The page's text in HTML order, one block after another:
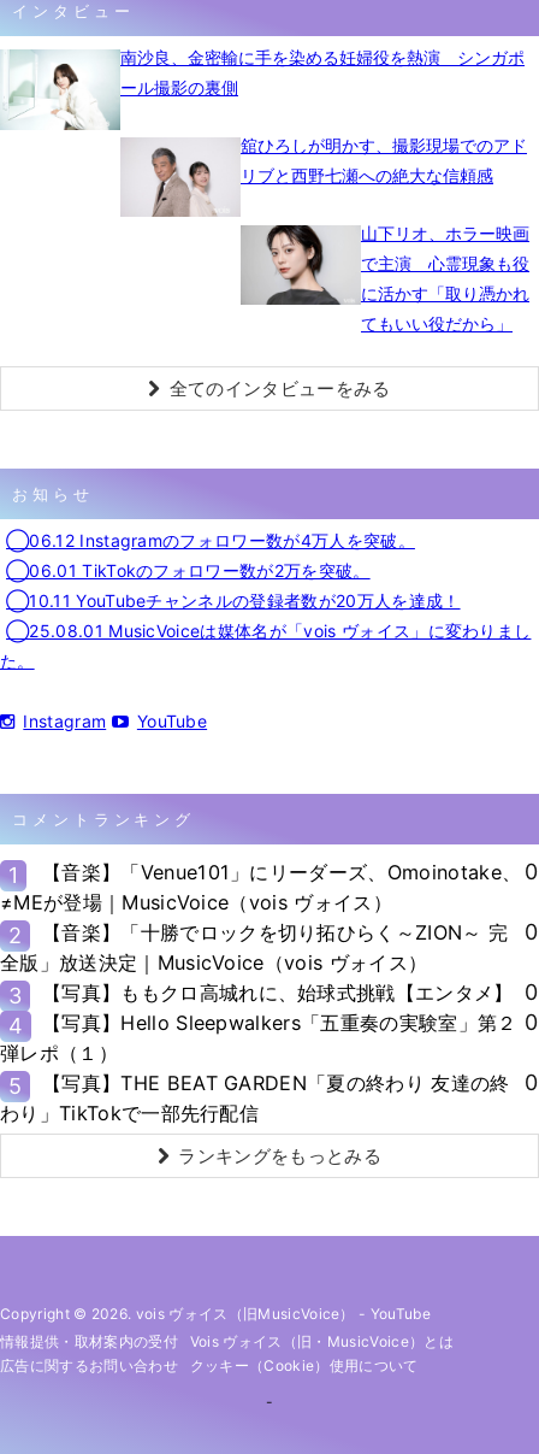
インタビュー
南沙良、金密輸に手を染める妊婦役を熱演 シンガポ
ール撮影の裏側
舘ひろしが明かす、撮影現場でのアド
リブと西野七瀬への絶大な信頼感
山下リオ、ホラー映画
で主演 心霊現象も役
に活かす「取り憑かれ
てもいい役だから」
全てのインタビューをみる
お知らせ
◯06.12 Instagramのフォロワー数が4万人を突破。
◯06.01 TikTokのフォロワー数が2万を突破。
◯10.11 YouTubeチャンネルの登録者数が20万人を達成！
◯25.08.01 MusicVoiceは媒体名が「vois ヴォイス」に変わりまし
た。
Instagram YouTube
コメントランキング
1
【音楽】「Venue101」にリーダーズ、Omoinotake、
≠MEが登場｜MusicVoice（vois ヴォイス）
0
2
【音楽】「十勝でロックを切り拓ひらく～ZION～ 完
全版」放送決定｜MusicVoice（vois ヴォイス）
0
3 【写真】ももクロ高城れに、始球式挑戦【エンタメ】
0
4
【写真】Hello Sleepwalkers「五重奏の実験室」第２
弾レポ（１）
0
5
【写真】THE BEAT GARDEN「夏の終わり 友達の終
わり」TikTokで一部先行配信
0
ランキングをもっとみる
Copyright © 2026. vois ヴォイス（旧MusicVoice） - YouTube
情報提供・取材案内の受付
Vois ヴォイス（旧・MusicVoice）とは
広告に関するお問い合わせ
クッキー（cookie）使用について
-